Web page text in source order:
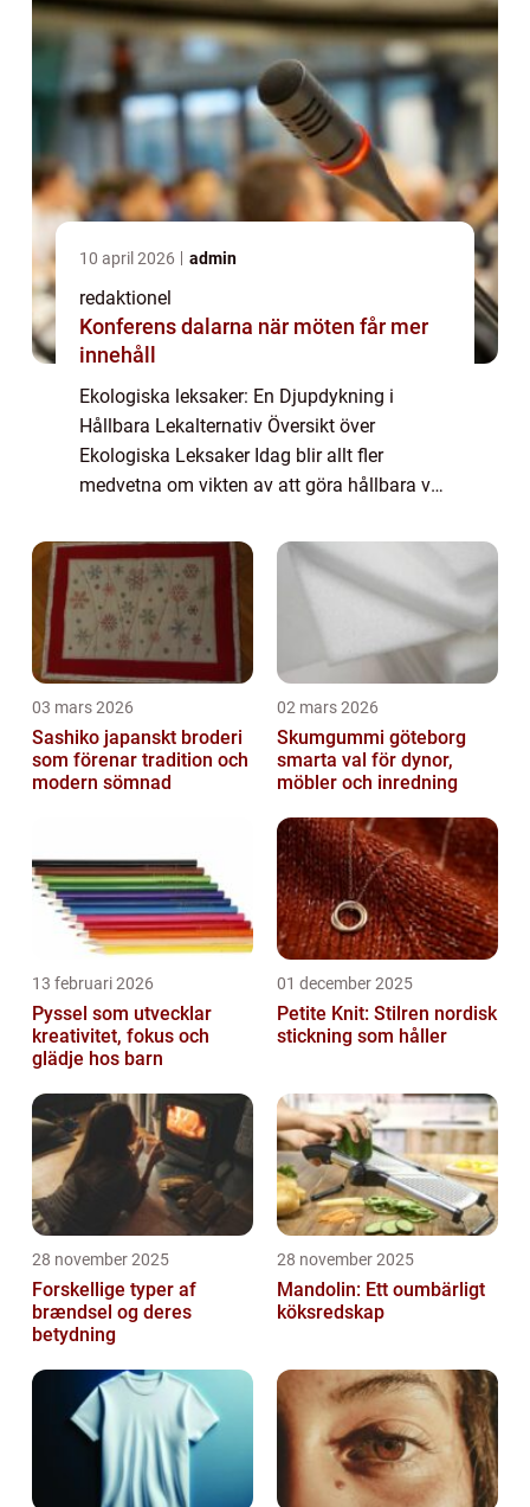
10 april 2026 admin
redaktionel
Konferens dalarna när möten får mer
innehåll
Ekologiska leksaker: En Djupdykning i
Hållbara Lekalternativ Översikt över
Ekologiska Leksaker Idag blir allt fler
medvetna om vikten av att göra hållbara val,
även när det kommer till leksaker för barn.
E...
03 mars 2026
Sashiko japanskt broderi
som förenar tradition och
modern sömnad
02 mars 2026
Skumgummi göteborg
smarta val för dynor,
möbler och inredning
13 februari 2026
Pyssel som utvecklar
kreativitet, fokus och
glädje hos barn
01 december 2025
Petite Knit: Stilren nordisk
stickning som håller
28 november 2025
Forskellige typer af
brændsel og deres
betydning
28 november 2025
Mandolin: Ett oumbärligt
köksredskap